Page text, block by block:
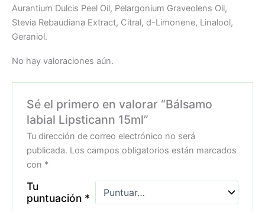
Aurantium Dulcis Peel Oil, Pelargonium Graveolens Oil,
Stevia Rebaudiana Extract, Citral, d-Limonene, Linalool,
Geraniol.
No hay valoraciones aún.
Sé el primero en valorar “Bálsamo
labial Lipsticann 15ml”
Tu dirección de correo electrónico no será
publicada. Los campos obligatorios están marcados
con *
Tu
puntuación *